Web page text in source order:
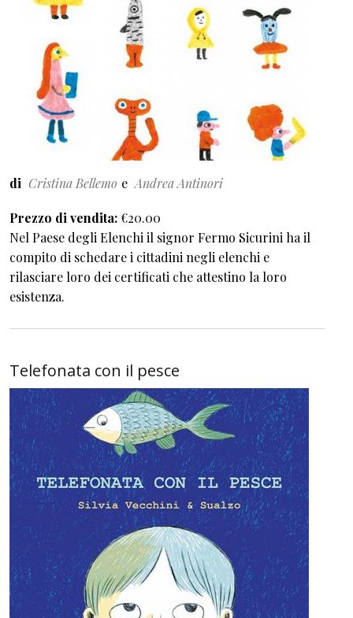
di Cristina Bellemo Andrea Antinori
Prezzo di vendita €20.00
Nel Paese degli Elenchi il signor Fermo Sicurini ha il
compito di schedare i cittadini negli elenchi e
rilasciare loro dei certificati che attestino la loro
esistenza.
Telefonata con il pesce